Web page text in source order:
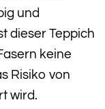
und
dieser Teppich
keine
Risiko von
wird.